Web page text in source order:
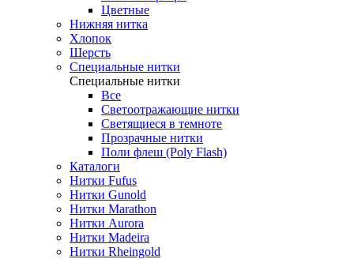
Цветные
Нижняя нитка
Хлопок
Шерсть
Специальные нитки
Специальные нитки
Все
Светоотражающие нитки
Светящиеся в темноте
Прозрачные нитки
Поли флеш (Poly Flash)
Каталоги
Нитки Fufus
Нитки Gunold
Нитки Marathon
Нитки Aurora
Нитки Madeira
Нитки Rheingold